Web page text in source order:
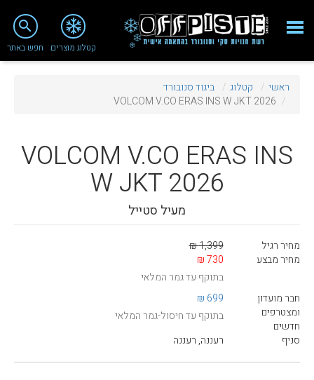
close
מי אנחנו
ציוד סקי
טיפולים ושירות
TeamOPC
עגלת קניות
קטלוג מוצרים
search
חפש באתר
ראשי קטלוג
ביגוד סנובורד
VOLCOM V.CO ERAS INS W JKT 2026
VOLCOM V.CO ERAS INS
W JKT 2026
מעיל סטייל
מחיר רגיל
1,399 ₪
מחיר מבצע
730 ₪
בתוקף עד גמר המלאי
חבר מועדון
ומצטרפים
חדשים
699 ₪
בתוקף עד חיסול-גמר המלאי
סניף
רעננה, רעננה